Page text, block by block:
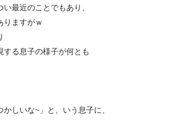
い最近のことでもあり、
りますがｗ
する息子の様子が何とも
かしいな~」と、いう息子に、